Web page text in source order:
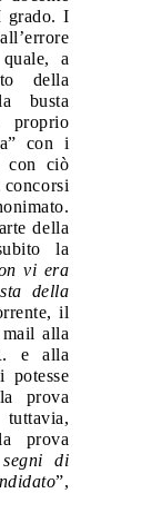
grado. I
a
della
busta
con i
con ciò
della
la
vi era
della
il
alla
e alla
potesse
prova
prova
di
”,